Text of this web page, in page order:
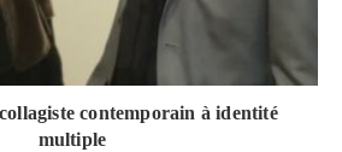
contemporain à identité
multiple